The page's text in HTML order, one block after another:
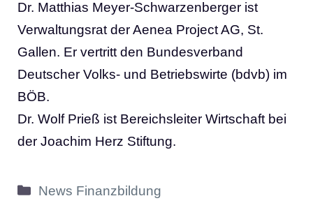
Dr. Matthias Meyer-Schwarzenberger ist
Verwaltungsrat der Aenea Project AG, St.
Gallen. Er vertritt den Bundesverband
Deutscher Volks- und Betriebswirte (bdvb) im
BÖB.
Dr. Wolf Prieß ist Bereichsleiter Wirtschaft bei
der Joachim Herz Stiftung.
Kategorien
News Finanzbildung